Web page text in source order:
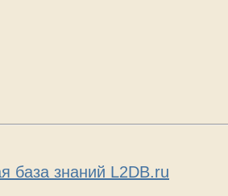
база знаний L2DB.ru